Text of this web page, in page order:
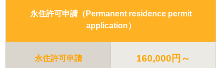
永住許可申請（Permanent residence permit
application）
永住許可申請 160,000円～